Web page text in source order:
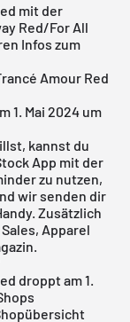
mit der
Red/For All
Infos zum
Amour Red
1. Mai 2024 um
kannst du
App mit der
zu nutzen,
wir senden dir
Zusätzlich
Apparel
droppt am 1.